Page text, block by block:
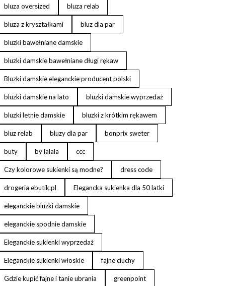
bluza oversized bluza relab
bluza z kryształkami bluz dla par
bluzki bawełniane damskie
bluzki damskie bawełniane długi rękaw
Bluzki damskie eleganckie producent polski
bluzki damskie na lato bluzki damskie wyprzedaż
bluzki letnie damskie bluzki z krótkim rękawem
bluz relab bluzy dla par bonprix sweter
buty by lalala ccc
Czy kolorowe sukienki są modne? dress code
drogeria ebutik.pl Elegancka sukienka dla 50 latki
eleganckie bluzki damskie
eleganckie spodnie damskie
Eleganckie sukienki wyprzedaż
Eleganckie sukienki włoskie fajne ciuchy
Gdzie kupić fajne i tanie ubrania greenpoint